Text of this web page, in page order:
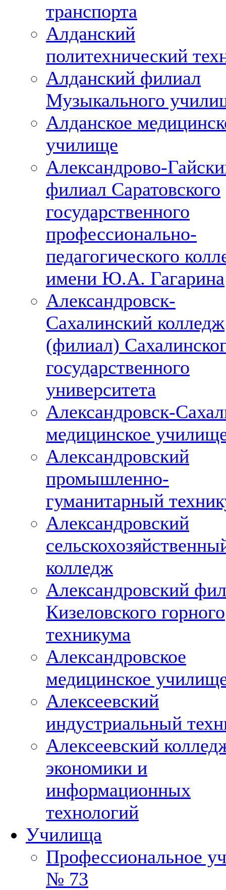
транспорта
Алданский
политехнический
Алданский филиал
Музыкального
Алданское
училище
Александрово-
филиал Саратовского
государственного
профессионально-
педагогического
имени Ю.А. Гагарина
Александровск-
Сахалинский колледж
(филиал)
государственного
университета
Александровск-
медицинское
Александровский
промышленно-
гуманитарный
Александровский
колледж
Александровский
Кизеловского горного
техникума
Александровское
медицинское
Алексеевский
индустриальный
Алексеевский
экономики и
информационных
технологий
Училища
Профессиональное
№ 73